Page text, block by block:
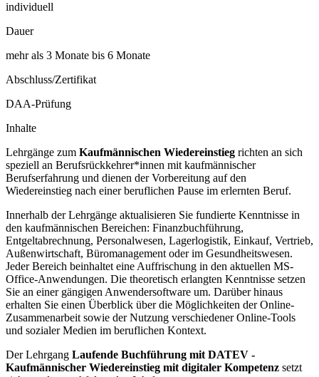
individuell
Dauer
mehr als 3 Monate bis 6 Monate
Abschluss/Zertifikat
DAA-Prüfung
Inhalte
Lehrgänge zum Kaufmännischen Wiedereinstieg richten an sich
speziell an Berufsrückkehrer*innen mit kaufmännischer
Berufserfahrung und dienen der Vorbereitung auf den
Wiedereinstieg nach einer beruflichen Pause im erlernten Beruf.
Innerhalb der Lehrgänge aktualisieren Sie fundierte Kenntnisse in
den kaufmännischen Bereichen: Finanzbuchführung,
Entgeltabrechnung, Personalwesen, Lagerlogistik, Einkauf, Vertrieb,
Außenwirtschaft, Büromanagement oder im Gesundheitswesen.
Jeder Bereich beinhaltet eine Auffrischung in den aktuellen MS-
Office-Anwendungen. Die theoretisch erlangten Kenntnisse setzen
Sie an einer gängigen Anwendersoftware um. Darüber hinaus
erhalten Sie einen Überblick über die Möglichkeiten der Online-
Zusammenarbeit sowie der Nutzung verschiedener Online-Tools
und sozialer Medien im beruflichen Kontext.
Der Lehrgang Laufende Buchführung mit DATEV -
Kaufmännischer Wiedereinstieg mit digitaler Kompetenz setzt